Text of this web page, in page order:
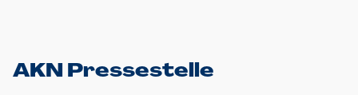
AKN Pressestelle